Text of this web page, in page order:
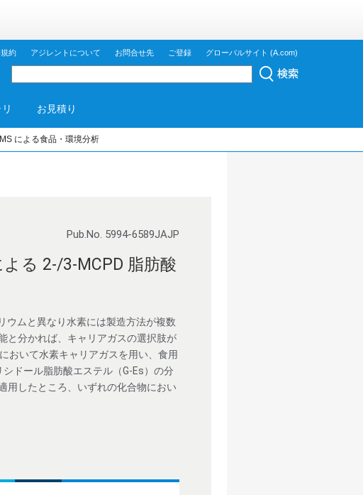
約 アジレントについて お問合せ先 ご登録 グローバルサイト (A.com)
お見積り
による食品・環境分析
Pub.No. 5994-6589JAJP
る 2-/3-MCPD 脂肪酸
ウムと異なり水素には製造方法が複数
と分かれば、キャリアガスの選択肢が
おいて水素キャリアガスを用い、食用
ドール脂肪酸エステル（G-Es）の分
用したところ、いずれの化合物におい